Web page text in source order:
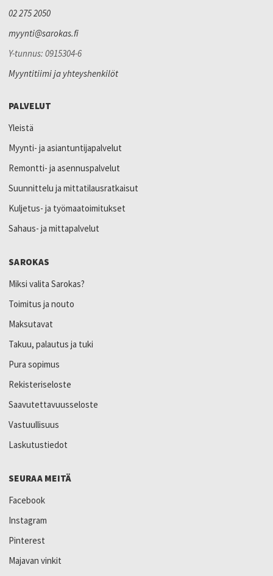
02 275 2050
myynti@sarokas.fi
Y-tunnus: 0915304-6
Myyntitiimi ja yhteyshenkilöt
PALVELUT
Yleistä
Myynti- ja asiantuntijapalvelut
Remontti- ja asennuspalvelut
Suunnittelu ja mittatilausratkaisut
Kuljetus- ja työmaatoimitukset
Sahaus- ja mittapalvelut
SAROKAS
Miksi valita Sarokas?
Toimitus ja nouto
Maksutavat
Takuu, palautus ja tuki
Pura sopimus
Rekisteriseloste
Saavutettavuusseloste
Vastuullisuus
Laskutustiedot
SEURAA MEITÄ
Facebook
Instagram
Pinterest
Majavan vinkit